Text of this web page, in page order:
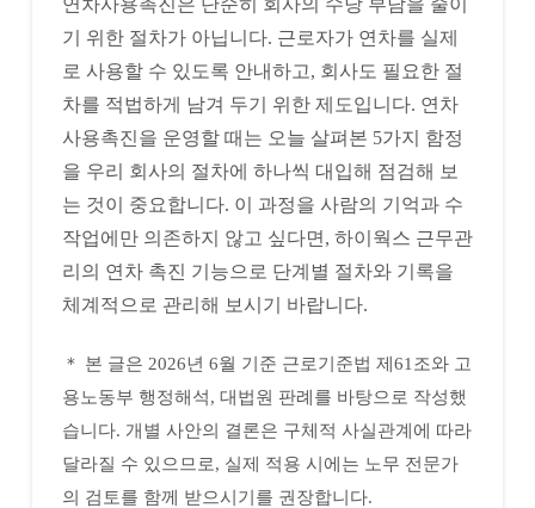
기 위한 절차가 아닙니다. 근로자가 연차를 실제
로 사용할 수 있도록 안내하고, 회사도 필요한 절
차를 적법하게 남겨 두기 위한 제도입니다. 연차
사용촉진을 운영할 때는 오늘 살펴본 5가지 함정
을 우리 회사의 절차에 하나씩 대입해 점검해 보
는 것이 중요합니다. 이 과정을 사람의 기억과 수
작업에만 의존하지 않고 싶다면, 하이웍스 근무관
리의 연차 촉진 기능으로 단계별 절차와 기록을
체계적으로 관리해 보시기 바랍니다.
＊ 본 글은 2026년 6월 기준 근로기준법 제61조와 고
용노동부 행정해석, 대법원 판례를 바탕으로 작성했
습니다. 개별 사안의 결론은 구체적 사실관계에 따라
달라질 수 있으므로, 실제 적용 시에는 노무 전문가
의 검토를 함께 받으시기를 권장합니다.